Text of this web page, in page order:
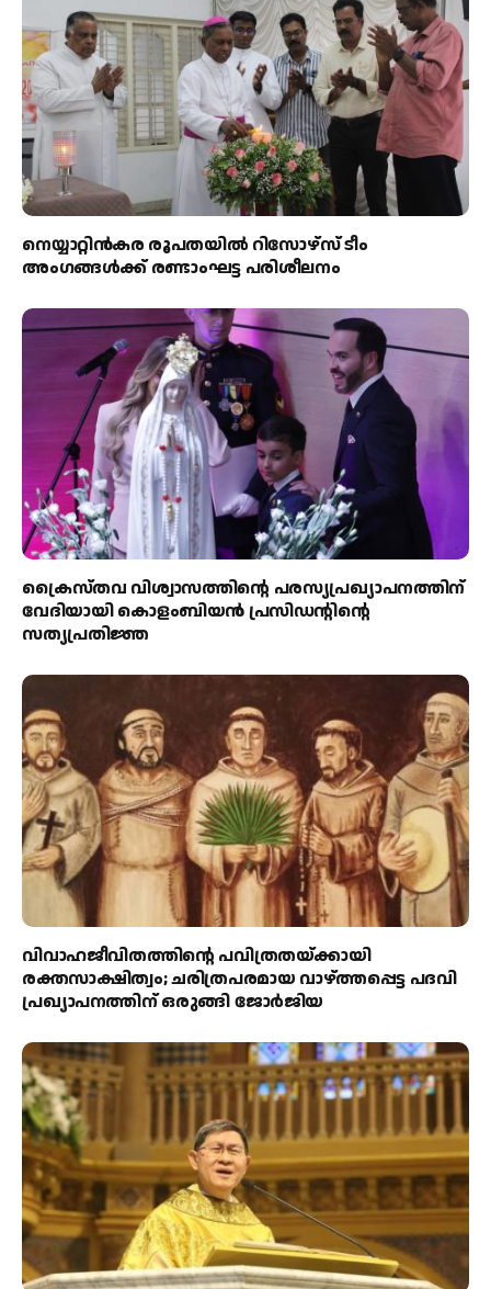
നെയ്യാറ്റിൻകര രൂപതയിൽ റിസോഴ്സ് ടീം
അംഗങ്ങൾക്ക് രണ്ടാംഘട്ട പരിശീലനം
ക്രൈസ്തവ വിശ്വാസത്തിന്റെ പരസ്യപ്രഖ്യാപനത്തിന്
വേദിയായി കൊളംബിയൻ പ്രസിഡന്റിന്റെ
സത്യപ്രതിജ്ഞ
വിവാഹജീവിതത്തിന്റെ പവിത്രതയ്ക്കായി
രക്തസാക്ഷിത്വം; ചരിത്രപരമായ വാഴ്ത്തപ്പെട്ട പദവി
പ്രഖ്യാപനത്തിന് ഒരുങ്ങി ജോര്‍ജിയ